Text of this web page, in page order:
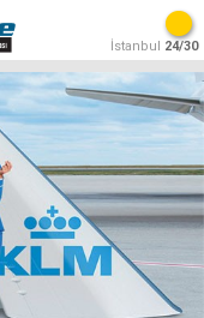
İstanbul 24/30